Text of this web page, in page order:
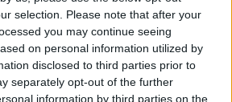
selection. Please note that after your
you may continue seeing
on personal information utilized by
disclosed to third parties prior to
separately opt-out of the further
information by third parties on the
e sofisticati, riflettendo
maestro della moda. L’uso di
e colori ispirati alla sua amata
la sfilata un commovente addio